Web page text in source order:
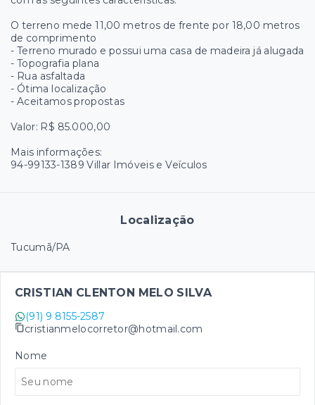
O terreno mede 11,00 metros de frente por 18,00 metros
de comprimento
- ⁠Terreno murado e possui uma casa de madeira já alugada
- ⁠Topografia plana
- ⁠Rua asfaltada
- ⁠Ótima localização
- ⁠Aceitamos propostas
Valor: R$ 85.000,00
Mais informações:
94-99133-1389 Villar Imóveis e Veículos
Localização
Tucumã/PA
CRISTIAN CLENTON MELO SILVA
(91) 9 8155-2587
cristianmelocorretor@hotmail.com
Nome